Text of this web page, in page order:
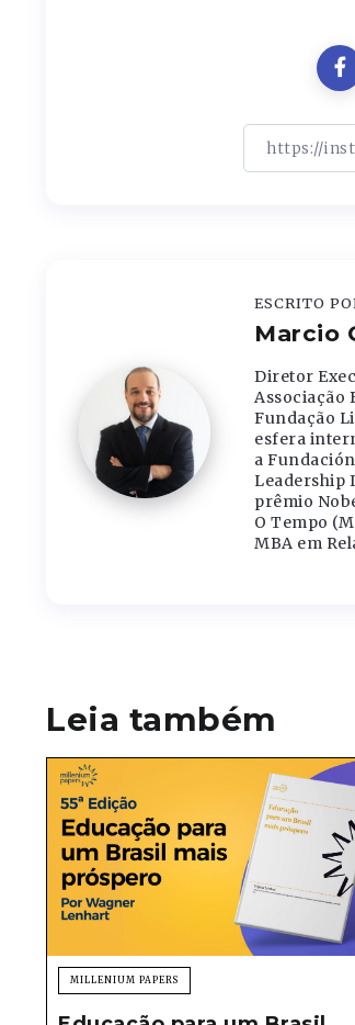
ESCRITO
Marcio
Diretor
Associação
Fundação
esfera
a
Leadership
prêmio
O Tempo
MBA em
Leia também
MILLENIUM PAPERS